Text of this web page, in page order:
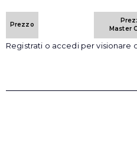
Prezzo
Master
Registrati o accedi per visionare